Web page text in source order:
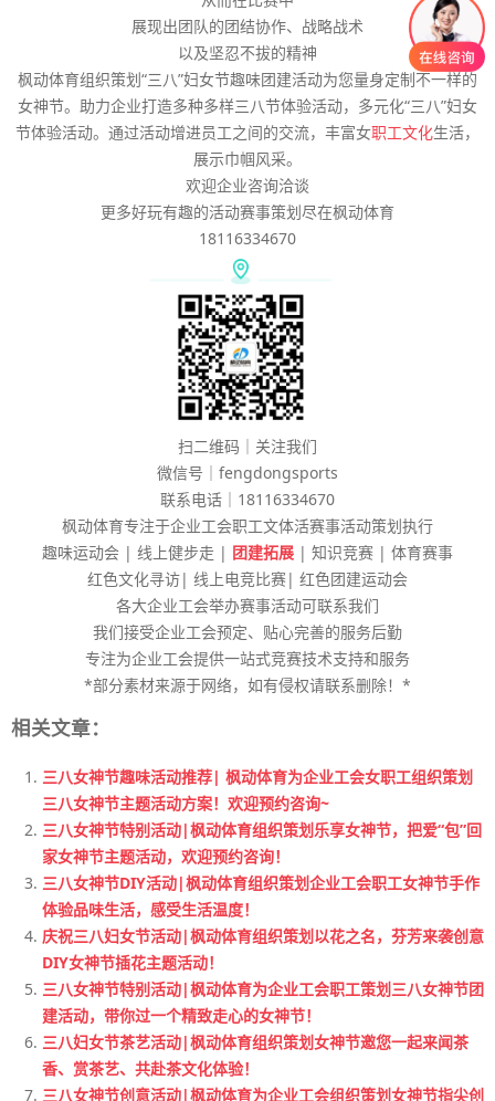
展现出团队的团结协作、战略战术
以及坚忍不拔的精神
枫动体育组织策划“三八”妇女节趣味团建活动为您量身定制不一样的
女神节。助力企业打造多种多样三八节体验活动，多元化“三八”妇女
节体验活动。通过活动增进员工之间的交流，丰富女职工文化生活，
展示巾帼风采。
欢迎企业咨询洽谈
更多好玩有趣的活动赛事策划尽在枫动体育
18116334670
扫二维码｜关注我们
微信号｜fengdongsports
联系电话｜18116334670
枫动体育专注于企业工会职工文体活赛事活动策划执行
趣味运动会 | 线上健步走 | 团建拓展 | 知识竞赛 | 体育赛事
红色文化寻访| 线上电竞比赛| 红色团建运动会
各大企业工会举办赛事活动可联系我们
我们接受企业工会预定、贴心完善的服务后勤
专注为企业工会提供一站式竞赛技术支持和服务
*部分素材来源于网络，如有侵权请联系删除！*
相关文章：
三八女神节趣味活动推荐| 枫动体育为企业工会女职工组织策划
三八女神节主题活动方案！欢迎预约咨询~
三八女神节特别活动|枫动体育组织策划乐享女神节，把爱“包”回
家女神节主题活动，欢迎预约咨询！
三八女神节DIY活动|枫动体育组织策划企业工会职工女神节手作
体验品味生活，感受生活温度！
庆祝三八妇女节活动|枫动体育组织策划以花之名，芬芳来袭创意
DIY女神节插花主题活动！
三八女神节特别活动|枫动体育为企业工会职工策划三八女神节团
建活动，带你过一个精致走心的女神节！
三八妇女节茶艺活动|枫动体育组织策划女神节邀您一起来闻茶
香、赏茶艺、共赴茶文化体验！
三八女神节创意活动|枫动体育为企业工会组织策划女神节指尖创